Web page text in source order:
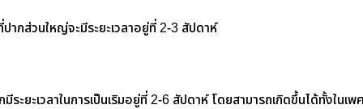
ากส่วนใหญ่จะมีระยะเวลาอยู่ที่ 2-3 สัปดาห์
ะยะเวลาในการเป็นเริมอยู่ที่ 2-6 สัปดาห์ โดยสามารถเกิดขึ้นได้ทั้งในเพ